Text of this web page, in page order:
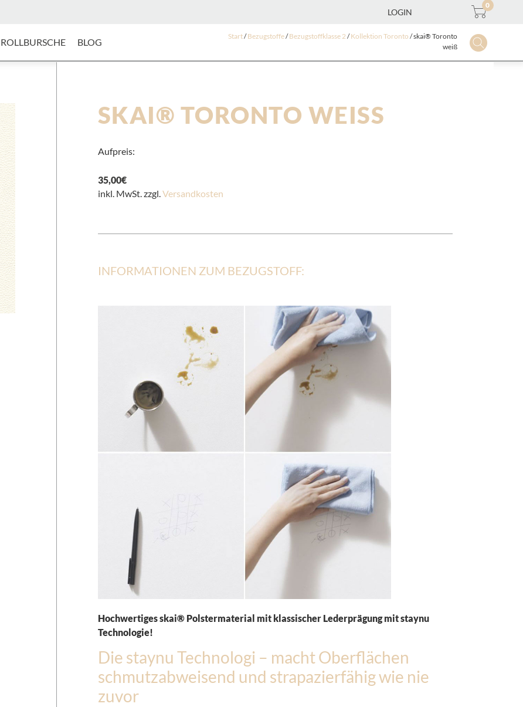
LOGIN
0
BLOG
Start/Bezugstoffe/Bezugstoffklasse 2 /Kollektion Toronto / skai® Toronto
weiß
SKAI® TORONTO WEISS
Aufpreis:
35,00€
inkl. MwSt. zzgl.Versandkosten
INFORMATIONEN ZUM BEZUGSTOFF:
Hochwertiges skai® Polstermaterial mit klassischer Lederprägung mit staynu
Technologie!
Die staynu Technologi – macht Oberflächen
schmutzabweisend und strapazierfähig wie nie
zuvor